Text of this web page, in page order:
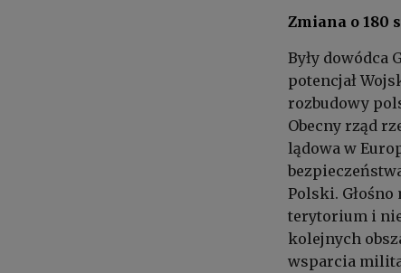
Zmiana o 180
Były dowódca
potencjał
rozbudowy
Obecny rząd
lądowa w
Polski.
terytorium i nie
kolejnych
wsparcia